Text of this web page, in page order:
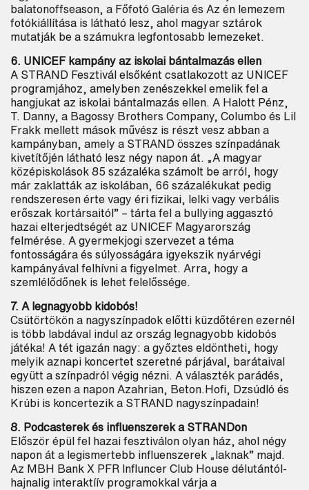
Keresés
balatonoffseason, a Főfotó Galéria és Az én lemezem
fotókiállítása is látható lesz, ahol magyar sztárok
mutatják be a számukra legfontosabb lemezeket.
6. UNICEF kampány az iskolai bántalmazás ellen
A STRAND Fesztivál elsőként csatlakozott az UNICEF
programjához, amelyben zenészekkel emelik fel a
hangjukat az iskolai bántalmazás ellen. A Halott Pénz,
T. Danny, a Bagossy Brothers Company, Columbo és Lil
Frakk mellett mások művész is részt vesz abban a
kampányban, amely a STRAND összes színpadának
kivetítőjén látható lesz négy napon át. „A magyar
középiskolások 85 százaléka számolt be arról, hogy
már zaklatták az iskolában, 66 százalékukat pedig
rendszeresen érte vagy éri fizikai, lelki vagy verbális
erőszak kortársaitól” – tárta fel a bullying aggasztó
hazai elterjedtségét az UNICEF Magyarország
felmérése. A gyermekjogi szervezet a téma
fontosságára és súlyosságára igyekszik nyárvégi
kampányával felhívni a figyelmet. Arra, hogy a
szemlélődőnek is lehet felelőssége.
7. A legnagyobb kidobós!
Csütörtökön a nagyszínpadok előtti küzdőtéren ezernél
is több labdával indul az ország legnagyobb kidobós
játéka! A tét igazán nagy: a győztes eldöntheti, hogy
melyik aznapi koncertet szeretné párjával, barátaival
együtt a színpadról végig nézni. A választék parádés,
hiszen ezen a napon Azahrian, Beton.Hofi, Dzsúdló és
Krúbi is koncertezik a STRAND nagyszínpadain!
8. Podcasterek és influenszerek a STRANDon
Először épül fel hazai fesztiválon olyan ház, ahol négy
napon át a legismertebb influenszerek „laknak” majd.
Az MBH Bank X PFR Influncer Club House délutántól-
hajnalig interaktíív programokkal várja a